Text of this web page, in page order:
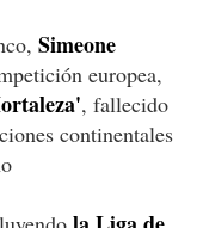
Simeone
europea,
, fallecido
continentales